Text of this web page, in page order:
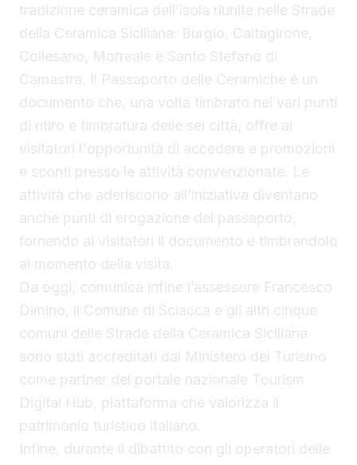
tradizione ceramica dell’isola riunite nelle Strade
della Ceramica Siciliana: Burgio, Caltagirone,
Collesano, Morreale e Santo Stefano di
Camastra. Il Passaporto delle Ceramiche è un
documento che, una volta timbrato nei vari punti
di ritiro e timbratura delle sei città, offre ai
visitatori l'opportunità di accedere a promozioni
e sconti presso le attività convenzionate. Le
attività che aderiscono all’iniziativa diventano
anche punti di erogazione del passaporto,
fornendo ai visitatori il documento e timbrandolo
al momento della visita.
Da oggi, comunica infine l’assessore Francesco
Dimino, il Comune di Sciacca e gli altri cinque
comuni delle Strade della Ceramica Siciliana
sono stati accreditati dal Ministero del Turismo
come partner del portale nazionale Tourism
Digital Hub, piattaforma che valorizza il
patrimonio turistico italiano.
Infine, durante il dibattito con gli operatori delle